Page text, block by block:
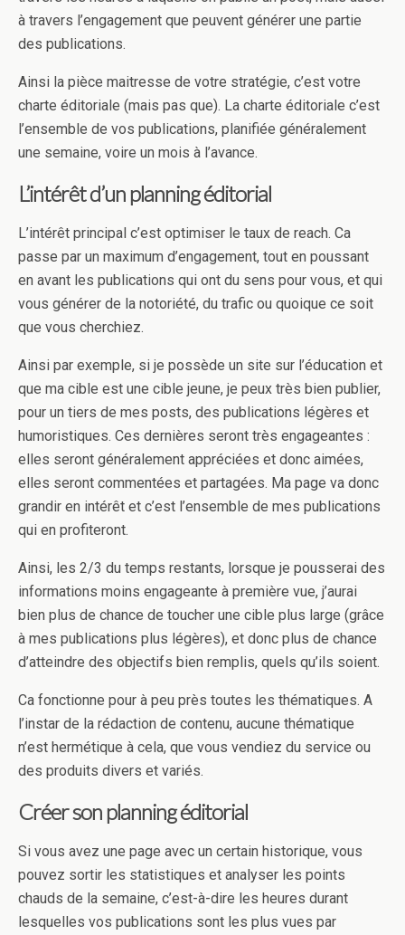
à travers l’engagement que peuvent générer une partie
des publications.
Ainsi la pièce maitresse de votre stratégie, c’est votre
charte éditoriale (mais pas que). La charte éditoriale c’est
l’ensemble de vos publications, planifiée généralement
une semaine, voire un mois à l’avance.
L’intérêt d’un planning éditorial
L’intérêt principal c’est optimiser le taux de reach. Ca
passe par un maximum d’engagement, tout en poussant
en avant les publications qui ont du sens pour vous, et qui
vous générer de la notoriété, du trafic ou quoique ce soit
que vous cherchiez.
Ainsi par exemple, si je possède un site sur l’éducation et
que ma cible est une cible jeune, je peux très bien publier,
pour un tiers de mes posts, des publications légères et
humoristiques. Ces dernières seront très engageantes :
elles seront généralement appréciées et donc aimées,
elles seront commentées et partagées. Ma page va donc
grandir en intérêt et c’est l’ensemble de mes publications
qui en profiteront.
Ainsi, les 2/3 du temps restants, lorsque je pousserai des
informations moins engageante à première vue, j’aurai
bien plus de chance de toucher une cible plus large (grâce
à mes publications plus légères), et donc plus de chance
d’atteindre des objectifs bien remplis, quels qu’ils soient.
Ca fonctionne pour à peu près toutes les thématiques. A
l’instar de la rédaction de contenu, aucune thématique
n’est hermétique à cela, que vous vendiez du service ou
des produits divers et variés.
Créer son planning éditorial
Si vous avez une page avec un certain historique, vous
pouvez sortir les statistiques et analyser les points
chauds de la semaine, c’est-à-dire les heures durant
lesquelles vos publications sont les plus vues par